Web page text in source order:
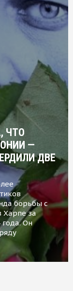
ЧТО
—
ДВЕ
борьбы с
Харпе за
Он